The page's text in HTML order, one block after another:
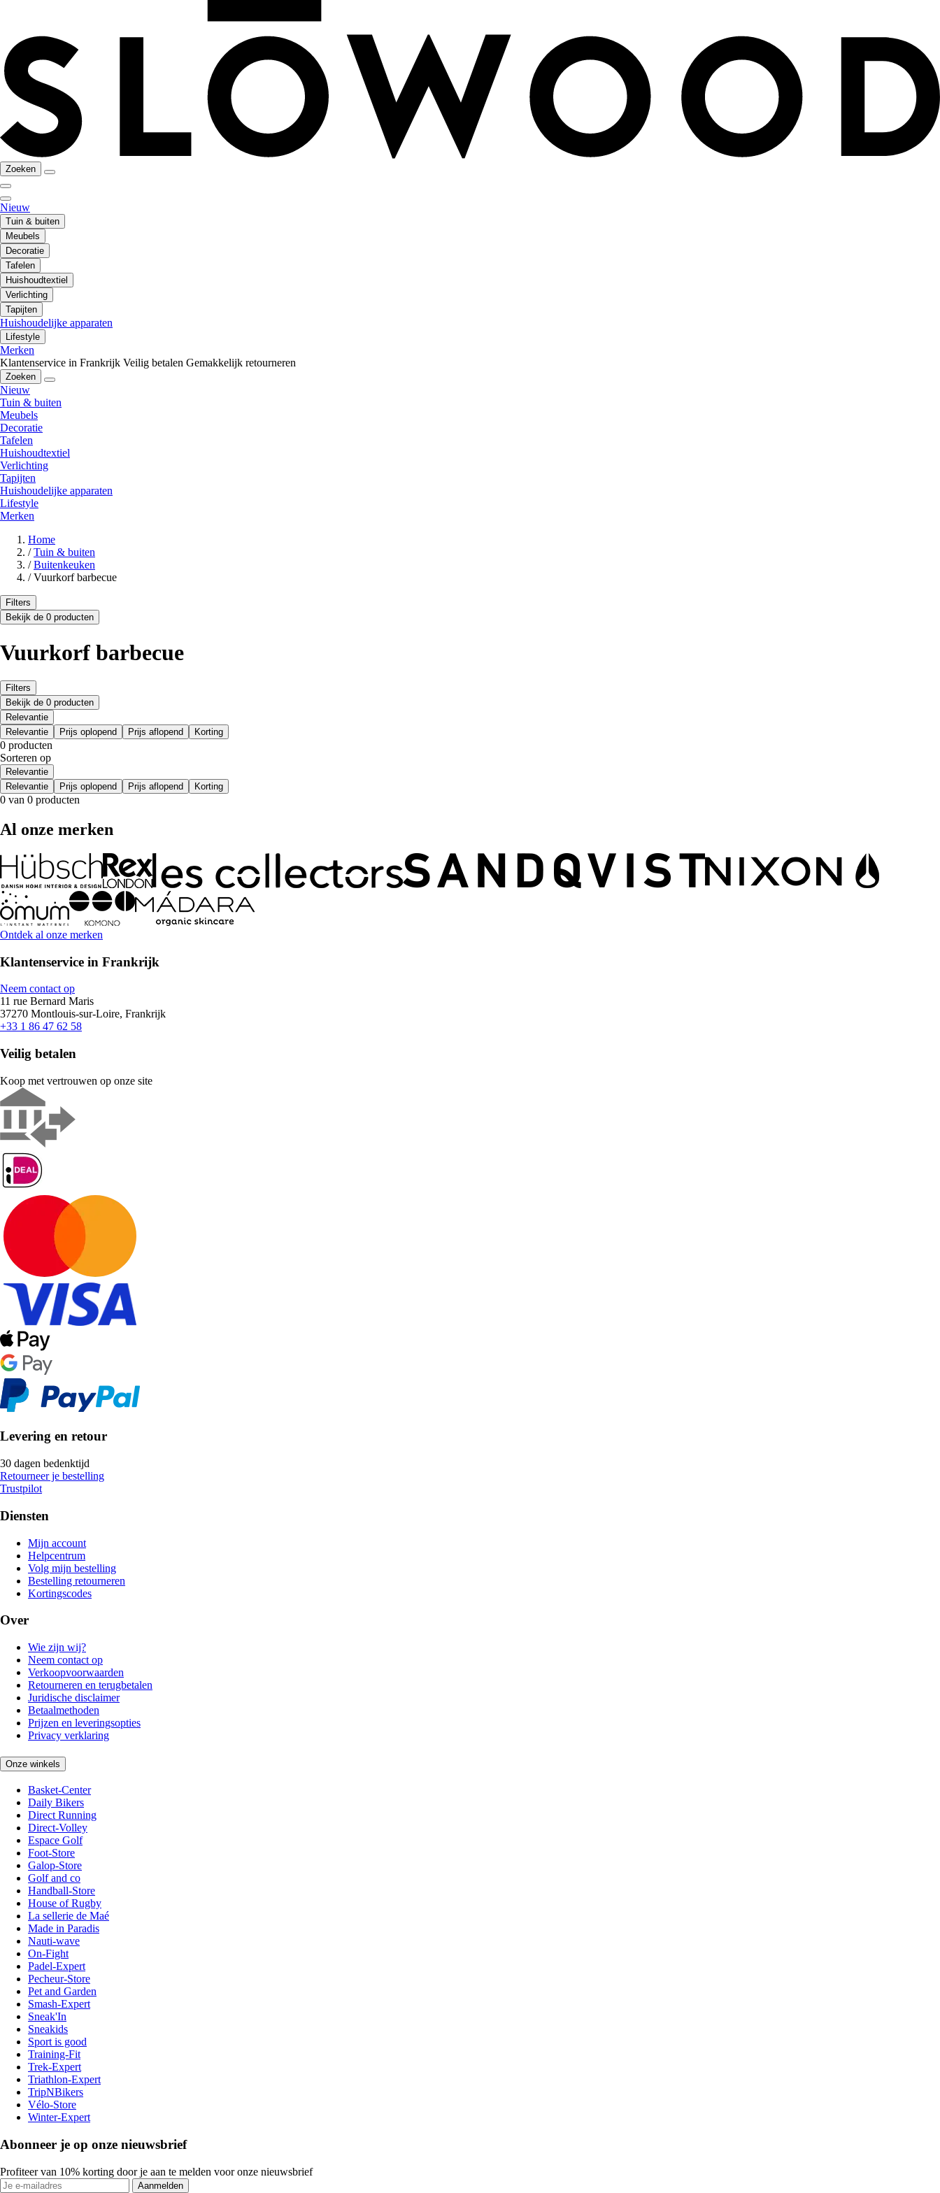
Zoeken
Nieuw
Tuin & buiten
Meubels
Decoratie
Tafelen
Huishoudtextiel
Verlichting
Tapijten
Huishoudelijke apparaten
Lifestyle
Merken
Klantenservice in Frankrijk Veilig betalen Gemakkelijk retourneren
Zoeken
Nieuw
Tuin & buiten
Meubels
Decoratie
Tafelen
Huishoudtextiel
Verlichting
Tapijten
Huishoudelijke apparaten
Lifestyle
Merken
Home
/ Tuin & buiten
/ Buitenkeuken
/ Vuurkorf barbecue
Filters
Bekijk de 0 producten
Vuurkorf barbecue
Filters
Bekijk de 0 producten
Relevantie
Relevantie
Prijs oplopend Prijs aflopend Korting
0 producten
Sorteren op
Relevantie
Relevantie
Prijs oplopend Prijs aflopend Korting
0 van 0 producten
Al onze merken
Ontdek al onze merken
Klantenservice in Frankrijk
Neem contact op
11 rue Bernard Maris
37270 Montlouis-sur-Loire, Frankrijk
+33 1 86 47 62 58
Veilig betalen
Koop met vertrouwen op onze site
Levering en retour
30 dagen bedenktijd
Retourneer je bestelling
Trustpilot
Diensten
Mijn account
Helpcentrum
Volg mijn bestelling
Bestelling retourneren
Kortingscodes
Over
Wie zijn wij?
Neem contact op
Verkoopvoorwaarden
Retourneren en terugbetalen
Juridische disclaimer
Betaalmethoden
Prijzen en leveringsopties
Privacy verklaring
Onze winkels
Basket-Center
Daily Bikers
Direct Running
Direct-Volley
Espace Golf
Foot-Store
Galop-Store
Golf and co
Handball-Store
House of Rugby
La sellerie de Maé
Made in Paradis
Nauti-wave
On-Fight
Padel-Expert
Pecheur-Store
Pet and Garden
Smash-Expert
Sneak'In
Sneakids
Sport is good
Training-Fit
Trek-Expert
Triathlon-Expert
TripNBikers
Vélo-Store
Winter-Expert
Abonneer je op onze nieuwsbrief
Profiteer van 10% korting door je aan te melden voor onze nieuwsbrief
Aanmelden